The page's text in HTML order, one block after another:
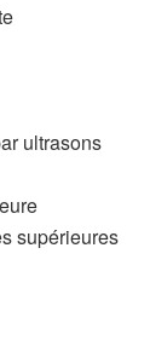
ultrasons
supérieures